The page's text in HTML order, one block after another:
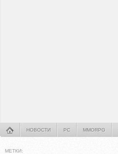
НОВОСТИ PC MMORPG
МЕТКИ: